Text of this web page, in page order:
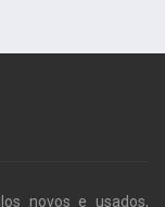
novos e usados,